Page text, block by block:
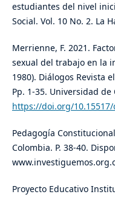
estudiantes del nivel
Social. Vol. 10 No. 2. La
Merrienne, F. 2021.
sexual del trabajo en la
1980). Diálogos Revista
Pp. 1-35. Universidad de
https://doi.org/10.15517/
Pedagogía
Colombia. P. 38-40.
Proyecto Educativo